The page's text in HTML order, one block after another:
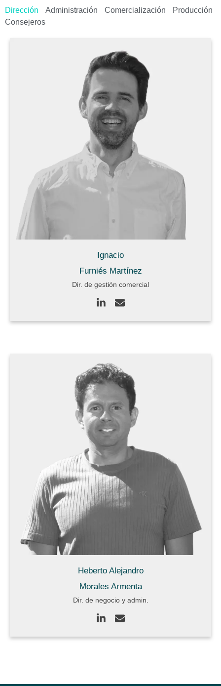
Dirección Administración Comercialización
Producción
Consejeros
Ignacio
Furniés Martínez
Dir. de gestión comercial
Heberto Alejandro
Morales Armenta
Dir. de negocio y admin.